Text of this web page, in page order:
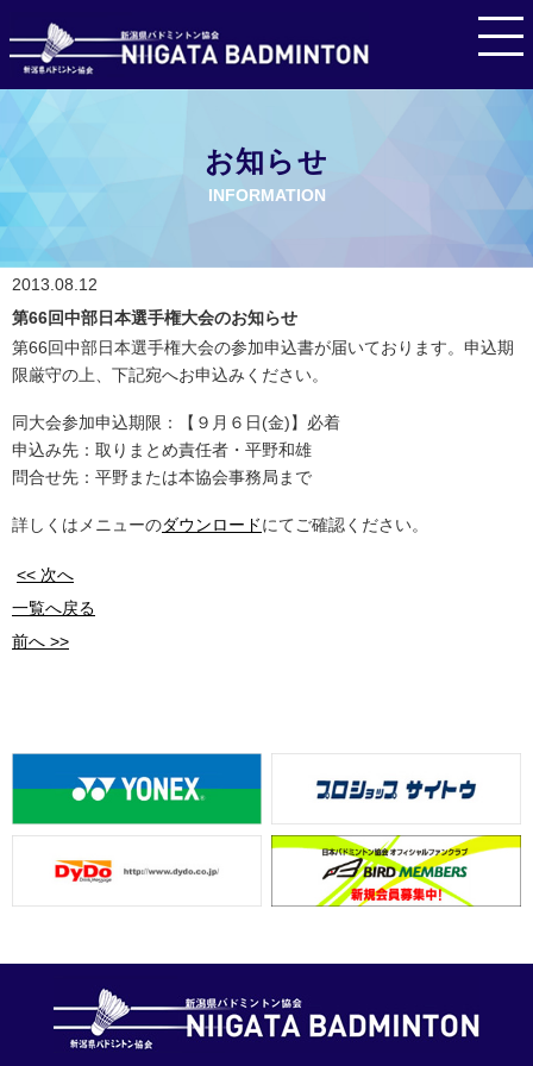
お知らせ
INFORMATION
2013.08.12
第66回中部日本選手権大会のお知らせ
第66回中部日本選手権大会の参加申込書が届いております。申込期
限厳守の上、下記宛へお申込みください。
同大会参加申込期限：【９月６日(金)】必着
申込み先：取りまとめ責任者・平野和雄
問合せ先：平野または本協会事務局まで
詳しくはメニューのダウンロードにてご確認ください。
<< 次へ
一覧へ戻る
前へ >>